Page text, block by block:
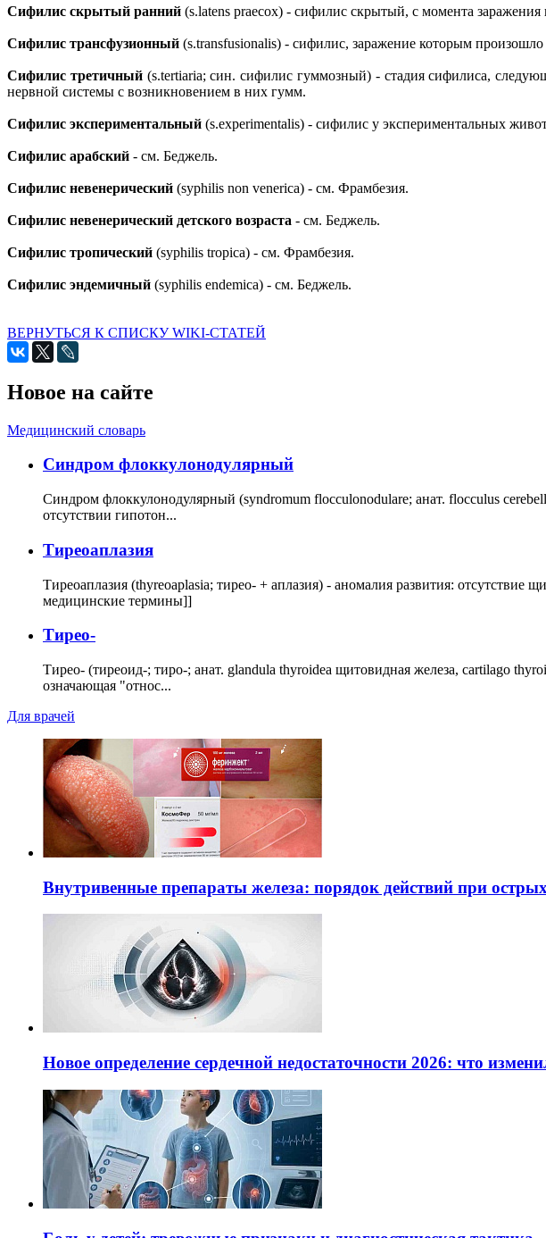
Сифилис скрытый ранний (s.latens praecox) - сифилис скрытый, с момента
Сифилис трансфузионный (s.transfusionalis) - сифилис, заражение которым
Сифилис третичный(s.tertiaria; син. сифилис гуммозный) - стадия сифилиса,
нервной системы с возникновением в них гумм.
Сифилис экспериментальный (s.experimentalis) - сифилис у экспериментальных
Сифилис арабский - см. Беджель.
Сифилис невенерический (syphilis non venerica) - см. Фрамбезия.
Сифилис невенерический детского возраста - см. Беджель.
Сифилис тропический (syphilis tropica) - см. Фрамбезия.
Сифилис эндемичный (syphilis endemica) - см. Беджель.
ВЕРНУТЬСЯ К СПИСКУ WIKI-СТАТЕЙ
Новое на сайте
Медицинский словарь
Cиндром флоккулонодулярный
Синдром флоккулонодулярный (syndromum flocculonodulare; анат. flocculus
отсутствии гипотон...
Тиреоаплазия
Тиреоаплазия (thyreoaplasia; тирео- + аплазия) - аномалия развития:
медицинские термины]]
Тирео-
Тирео- (тиреоид-; тиро-; анат. glandula thyroidea щитовидная железа, cartilago
означающая "относ...
Для врачей
Внутривенные препараты железа: порядок действий при
Новое определение сердечной недостаточности 2026: что